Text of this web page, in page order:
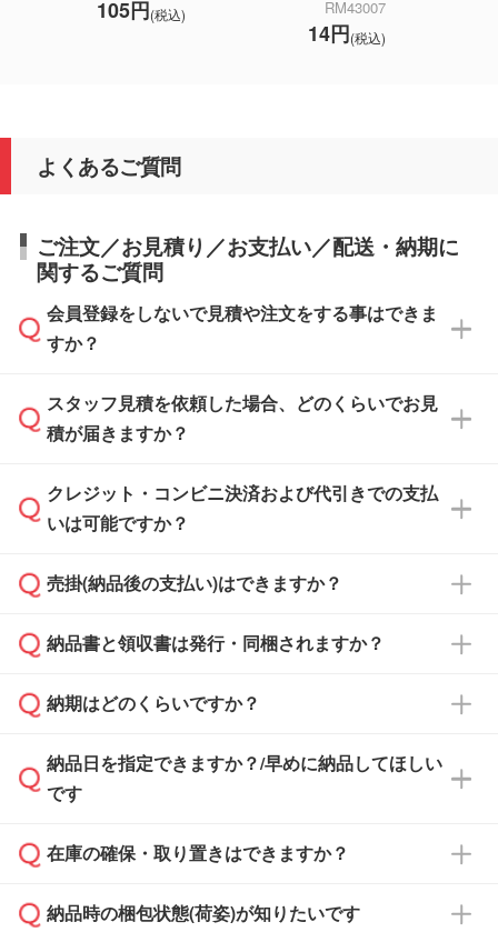
105円(税込) RM43007
14円(税込)
よくあるご質問
ご注文／お見積り／お支払い／配送・納期に
関するご質問
会員登録をしないで見積や注文をする事はできま
すか？
可能です。見積・注文フォームにて『ゲストの
まま進む』ボタンからお進みのうえ、ご依頼く
スタッフ見積を依頼した場合、どのくらいでお見
積が届きますか？
通常、翌営業日までにお送りしております。混
雑状況によっては、お時間をいただくこともご
依頼いただいた場合は、翌営業日以降のご連絡
クレジット・コンビニ決済および代引きでの支払
いは可能ですか？
銀行振込のみのご対応となります。
売掛(納品後の支払い)はできますか？
基本的には先入金をお願いしておりますが、自
どの場合は、月末締め翌月末払いに対応可能で
また、卒業・卒園記念品で対策委員会や個人様
校や幼稚園・保育園であれば、同様の条件でご
ご希望の際は担当スタッフまでお気軽にご相談
ください。
納品書と領収書は発行・同梱されますか？
納品書・領収書は ご依頼をいただいた場合の
ず、通常はPDFデータをメール添付でお送りし
ます。
たは注文フォームの『ご注文に関する備考欄』
納期はどのくらいですか？
・印刷する場合(500個程度)
ご入金、イメージ画像の校了から約2週間～2
ご入金確認後、1～2営業日で出荷いたしま
納品日を指定できますか？/早めに納品してほしい
です
ご希望の納期がある場合は、お問い合わせ・お
い。
在庫の確保・取り置きはできますか？
ご入金確認後に在庫を確保し、注文確定のご連
納品時の梱包状態(荷姿)が知りたいです